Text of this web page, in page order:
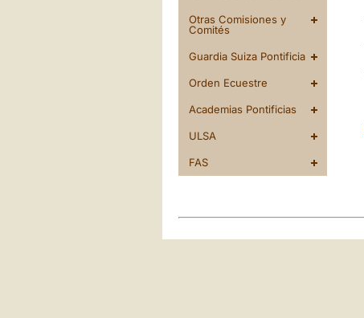
Otras Comisiones y
Comités
Guardia Suiza Pontificia
Orden Ecuestre
Academias Pontificias
ULSA
FAS